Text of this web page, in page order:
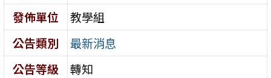
發佈單位
教學組
公告類別
最新消息
公告等級
轉知